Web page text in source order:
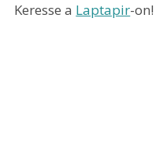
Keresse a Laptapir-on!